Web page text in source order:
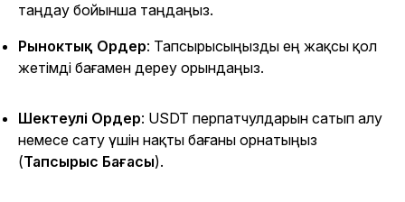
таңдау бойынша таңдаңыз.
Рыноктық Ордер: Тапсырысыңызды ең жақсы қол
жетімді бағамен дереу орындаңыз.
Шектеулі Ордер: USDT перпатчулдарын сатып алу
немесе сату үшін нақты бағаны орнатыңыз
(Тапсырыс Бағасы).